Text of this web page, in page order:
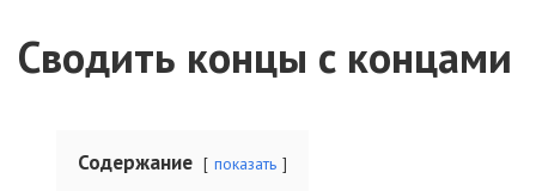
Сводить концы с концами
Содержание показать